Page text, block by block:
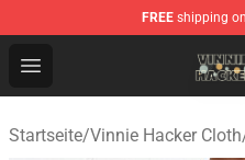
FREE shipping
Open menu
Vinnie Hacker Store -
Startseite/Vinnie Hacker Cloth